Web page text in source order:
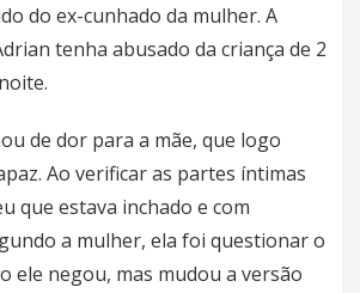
do ex-cunhado da mulher. A
tenha abusado da criança de 2
de dor para a mãe, que logo
Ao verificar as partes íntimas
que estava inchado e com
a mulher, ela foi questionar o
ele negou, mas mudou a versão